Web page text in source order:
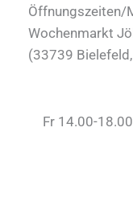
Öffnungszeiten/
Wochenmarkt
(33739 Bielefeld,
Fr 14.00-18.00